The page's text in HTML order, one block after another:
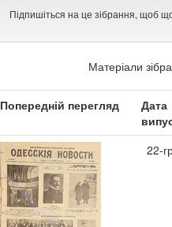
Підпишіться на це зібрання, щоб
Матеріали
Попередній перегляд
Дата
22-